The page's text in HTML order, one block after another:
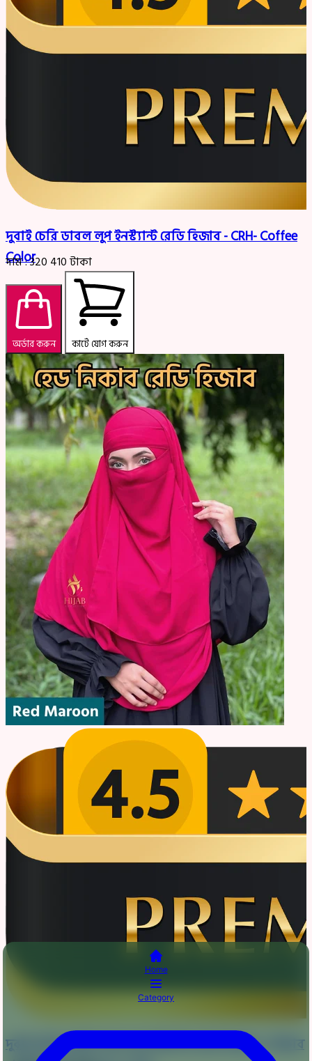
দুবাই চেরি ডাবল লুপ ইনস্ট্যান্ট রেডি হিজাব - CRH- Coffee
Color
দাম :320 410টাকা
অর্ডার করুন কার্টে যোগ করুন
দুবাই চেরি জর্জেট ডাবল লুপ ইনস্ট্যান্ট রেডি হিজাব + নিকাব
Home
Category